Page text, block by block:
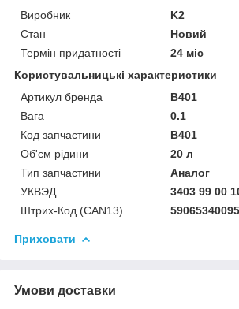
Виробник
K2
Стан
Новий
Термін придатності
24 міс
Користувальницькі характеристики
Артикул бренда
B401
Вага
0.1
Код запчастини
B401
Об'єм рідини
20 л
Тип запчастини
Аналог
УКВЭД
3403 99 00
Штрих-Код (ЄAN13)
Приховати
Умови доставки